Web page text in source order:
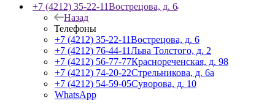
+7 (4212) 35-22-11Вострецова, д. 6
Назад
Телефоны
+7 (4212) 35-22-11Вострецова, д. 6
+7 (4212) 76-44-11Льва Толстого, д. 2
+7 (4212) 56-77-77Краснореченская, д. 98
+7 (4212) 74-20-22Стрельникова, д. 6а
+7 (4212) 54-59-05Суворова, д. 10
WhatsApp